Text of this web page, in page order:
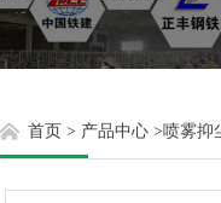
首页 > 产品中心 >喷雾抑